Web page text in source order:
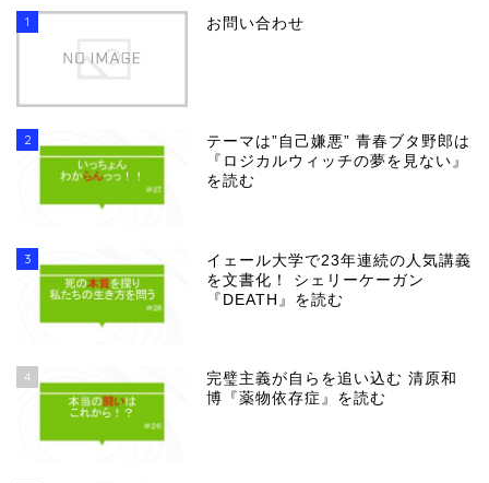
1 お問い合わせ
2
テーマは”自己嫌悪” 青春ブタ野郎は
『ロジカルウィッチの夢を見ない』
を読む
3
イェール大学で23年連続の人気講義
を文書化！ シェリーケーガン
『DEATH』を読む
4
完璧主義が自らを追い込む 清原和
博『薬物依存症』を読む